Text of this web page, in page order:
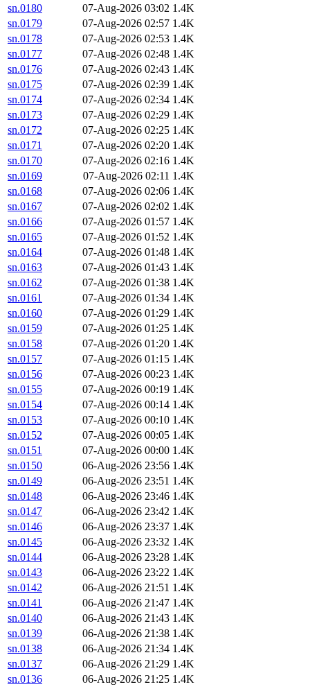
sn.0180
07-Aug-2026 03:02 1.4K
sn.0179
07-Aug-2026 02:57 1.4K
sn.0178
07-Aug-2026 02:53 1.4K
sn.0177
07-Aug-2026 02:48 1.4K
sn.0176
07-Aug-2026 02:43 1.4K
sn.0175
07-Aug-2026 02:39 1.4K
sn.0174
07-Aug-2026 02:34 1.4K
sn.0173
07-Aug-2026 02:29 1.4K
sn.0172
07-Aug-2026 02:25 1.4K
sn.0171
07-Aug-2026 02:20 1.4K
sn.0170
07-Aug-2026 02:16 1.4K
sn.0169
07-Aug-2026 02:11 1.4K
sn.0168
07-Aug-2026 02:06 1.4K
sn.0167
07-Aug-2026 02:02 1.4K
sn.0166
07-Aug-2026 01:57 1.4K
sn.0165
07-Aug-2026 01:52 1.4K
sn.0164
07-Aug-2026 01:48 1.4K
sn.0163
07-Aug-2026 01:43 1.4K
sn.0162
07-Aug-2026 01:38 1.4K
sn.0161
07-Aug-2026 01:34 1.4K
sn.0160
07-Aug-2026 01:29 1.4K
sn.0159
07-Aug-2026 01:25 1.4K
sn.0158
07-Aug-2026 01:20 1.4K
sn.0157
07-Aug-2026 01:15 1.4K
sn.0156
07-Aug-2026 00:23 1.4K
sn.0155
07-Aug-2026 00:19 1.4K
sn.0154
07-Aug-2026 00:14 1.4K
sn.0153
07-Aug-2026 00:10 1.4K
sn.0152
07-Aug-2026 00:05 1.4K
sn.0151
07-Aug-2026 00:00 1.4K
sn.0150
06-Aug-2026 23:56 1.4K
sn.0149
06-Aug-2026 23:51 1.4K
sn.0148
06-Aug-2026 23:46 1.4K
sn.0147
06-Aug-2026 23:42 1.4K
sn.0146
06-Aug-2026 23:37 1.4K
sn.0145
06-Aug-2026 23:32 1.4K
sn.0144
06-Aug-2026 23:28 1.4K
sn.0143
06-Aug-2026 23:22 1.4K
sn.0142
06-Aug-2026 21:51 1.4K
sn.0141
06-Aug-2026 21:47 1.4K
sn.0140
06-Aug-2026 21:43 1.4K
sn.0139
06-Aug-2026 21:38 1.4K
sn.0138
06-Aug-2026 21:34 1.4K
sn.0137
06-Aug-2026 21:29 1.4K
sn.0136
06-Aug-2026 21:25 1.4K